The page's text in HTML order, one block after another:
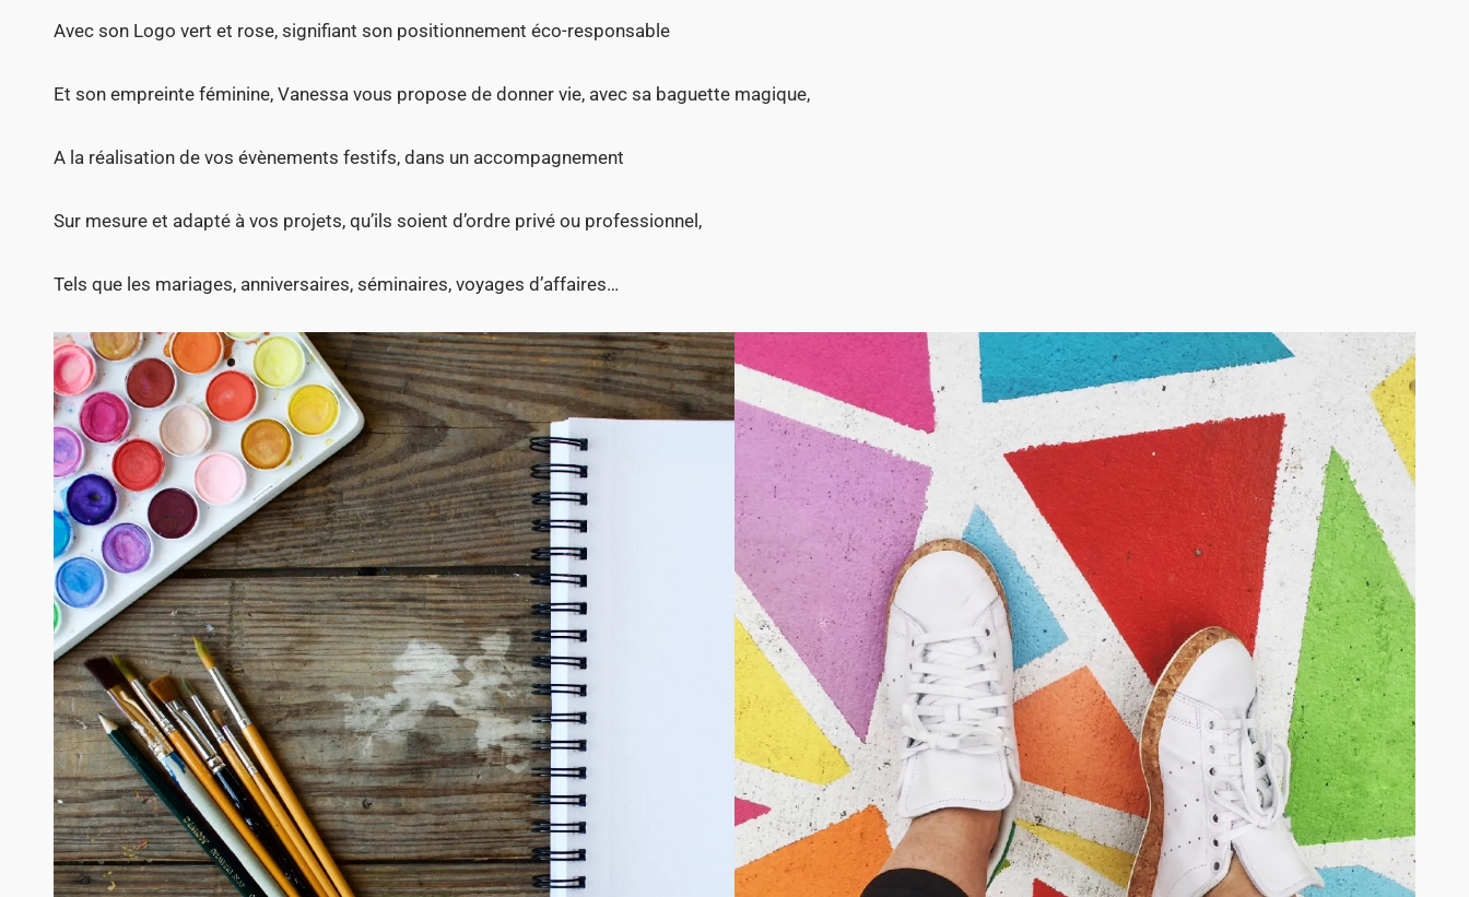
Avec son Logo vert et rose, signifiant son positionnement éco-responsable
Et son empreinte féminine, Vanessa vous propose de donner vie, avec sa baguette magique,
A la réalisation de vos évènements festifs, dans un accompagnement
Sur mesure et adapté à vos projets, qu’ils soient d’ordre privé ou professionnel,
Tels que les mariages, anniversaires, séminaires, voyages d’affaires…